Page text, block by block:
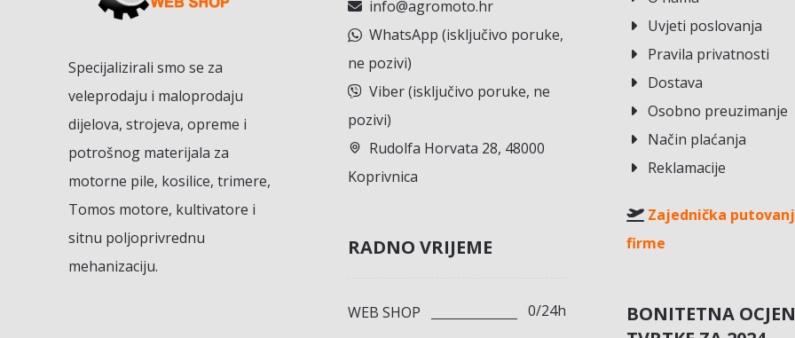
Specijalizirali smo se za
veleprodaju i maloprodaju
dijelova, strojeva, opreme i
potrošnog materijala za
motorne pile, kosilice, trimere,
Tomos motore, kultivatore i
sitnu poljoprivrednu
mehanizaciju.
info@agromoto.hr
WhatsApp (isključivo poruke,
ne pozivi)
Viber (isključivo poruke, ne
pozivi)
Rudolfa Horvata 28, 48000
Koprivnica
RADNO VRIJEME
WEB SHOP 0/24h
Uvjeti poslovanja
Pravila privatnosti
Dostava
Osobno preuzimanje
Način plaćanja
Reklamacije
Zajednička
firme
BONITETNA